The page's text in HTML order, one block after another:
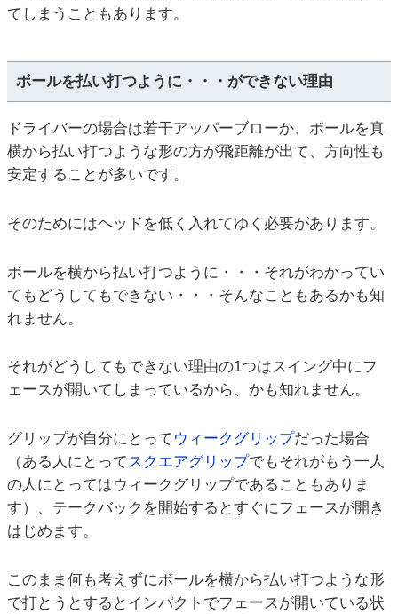
てしまうこともあります。
ボールを払い打つように・・・ができない理由
ドライバーの場合は若干アッパーブローか、ボールを真
横から払い打つような形の方が飛距離が出て、方向性も
安定することが多いです。
そのためにはヘッドを低く入れてゆく必要があります。
ボールを横から払い打つように・・・それがわかってい
てもどうしてもできない・・・そんなこともあるかも知
れません。
それがどうしてもできない理由の1つはスイング中にフ
ェースが開いてしまっているから、かも知れません。
グリップが自分にとって ウィークグリップだった場合
（ある人にとってスクエアグリップでもそれがもう一人
の人にとってはウィークグリップであることもありま
す）、テークバックを開始するとすぐにフェースが開き
はじめます。
このまま何も考えずにボールを横から払い打つような形
で打とうとするとインパクトでフェースが開いている状